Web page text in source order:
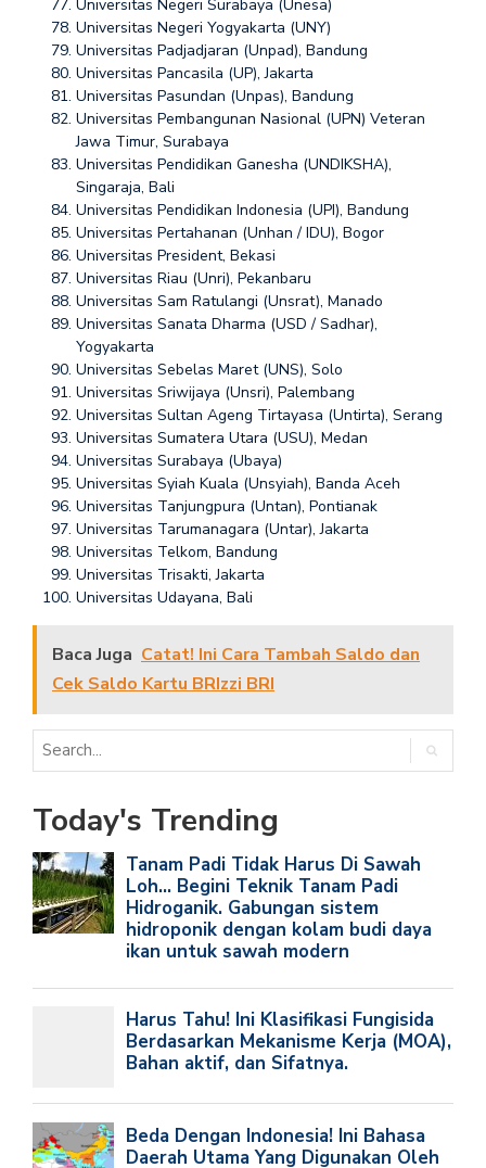
Universitas Negeri Surabaya (Unesa)
Universitas Negeri Yogyakarta (UNY)
Universitas Padjadjaran (Unpad), Bandung
Universitas Pancasila (UP), Jakarta
Universitas Pasundan (Unpas), Bandung
Universitas Pembangunan Nasional (UPN) Veteran
Jawa Timur, Surabaya
Universitas Pendidikan Ganesha (UNDIKSHA),
Singaraja, Bali
Universitas Pendidikan Indonesia (UPI), Bandung
Universitas Pertahanan (Unhan / IDU), Bogor
Universitas President, Bekasi
Universitas Riau (Unri), Pekanbaru
Universitas Sam Ratulangi (Unsrat), Manado
Universitas Sanata Dharma (USD / Sadhar),
Yogyakarta
Universitas Sebelas Maret (UNS), Solo
Universitas Sriwijaya (Unsri), Palembang
Universitas Sultan Ageng Tirtayasa (Untirta), Serang
Universitas Sumatera Utara (USU), Medan
Universitas Surabaya (Ubaya)
Universitas Syiah Kuala (Unsyiah), Banda Aceh
Universitas Tanjungpura (Untan), Pontianak
Universitas Tarumanagara (Untar), Jakarta
Universitas Telkom, Bandung
Universitas Trisakti, Jakarta
Universitas Udayana, Bali
Baca Juga Catat! Ini Cara Tambah Saldo dan
Cek Saldo Kartu BRIzzi BRI
Today's Trending